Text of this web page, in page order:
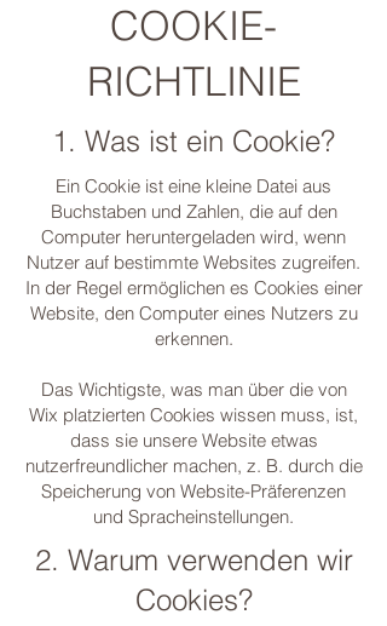
COOKIE-
RICHTLINIE
1. Was ist ein Cookie?
Ein Cookie ist eine kleine Datei aus
Buchstaben und Zahlen, die auf den
Computer heruntergeladen wird, wenn
Nutzer auf bestimmte Websites zugreifen.
In der Regel ermöglichen es Cookies einer
Website, den Computer eines Nutzers zu
erkennen.
Das Wichtigste, was man über die von
Wix platzierten Cookies wissen muss, ist,
dass sie unsere Website etwas
nutzerfreundlicher machen, z. B. durch die
Speicherung von Website-Präferenzen
und Spracheinstellungen.
2. Warum verwenden wir
Cookies?